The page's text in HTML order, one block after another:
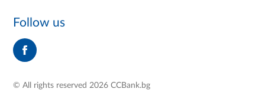
Follow us
© All rights reserved 2026 CCBank.bg